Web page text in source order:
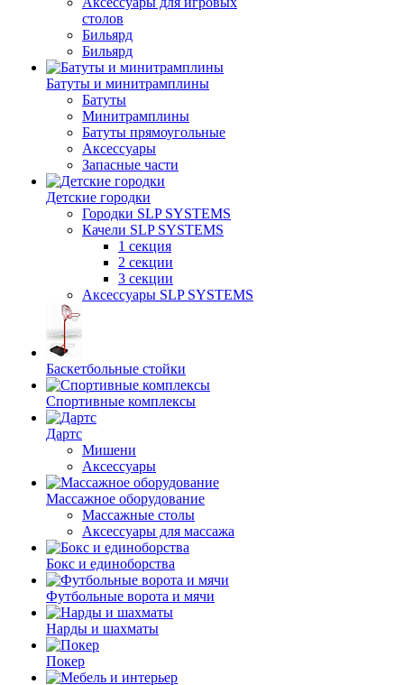
столов
Бильяpд
Бильяpд
Батуты и минитрамплины
Батуты
Минитрамплины
Батуты прямоугольные
Аксессуары
Запасные части
Детские городки
Городки SLP SYSTEMS
Качели SLP SYSTEMS
1 секция
2 секции
3 секции
Аксессуары SLP SYSTEMS
Баскетбольные стойки
Спортивные комплексы
Дартс
Мишени
Аксессуары
Массажное оборудование
Массажные столы
Аксессуары для массажа
Бокс и единоборства
Футбольные ворота и мячи
Нарды и шахматы
Покер